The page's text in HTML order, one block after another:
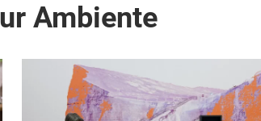
Ambiente